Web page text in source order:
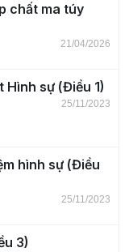
chất ma túy
21/04/2026
Hình sự (Điều 1)
25/11/2023
hình sự (Điều
25/11/2023
3)